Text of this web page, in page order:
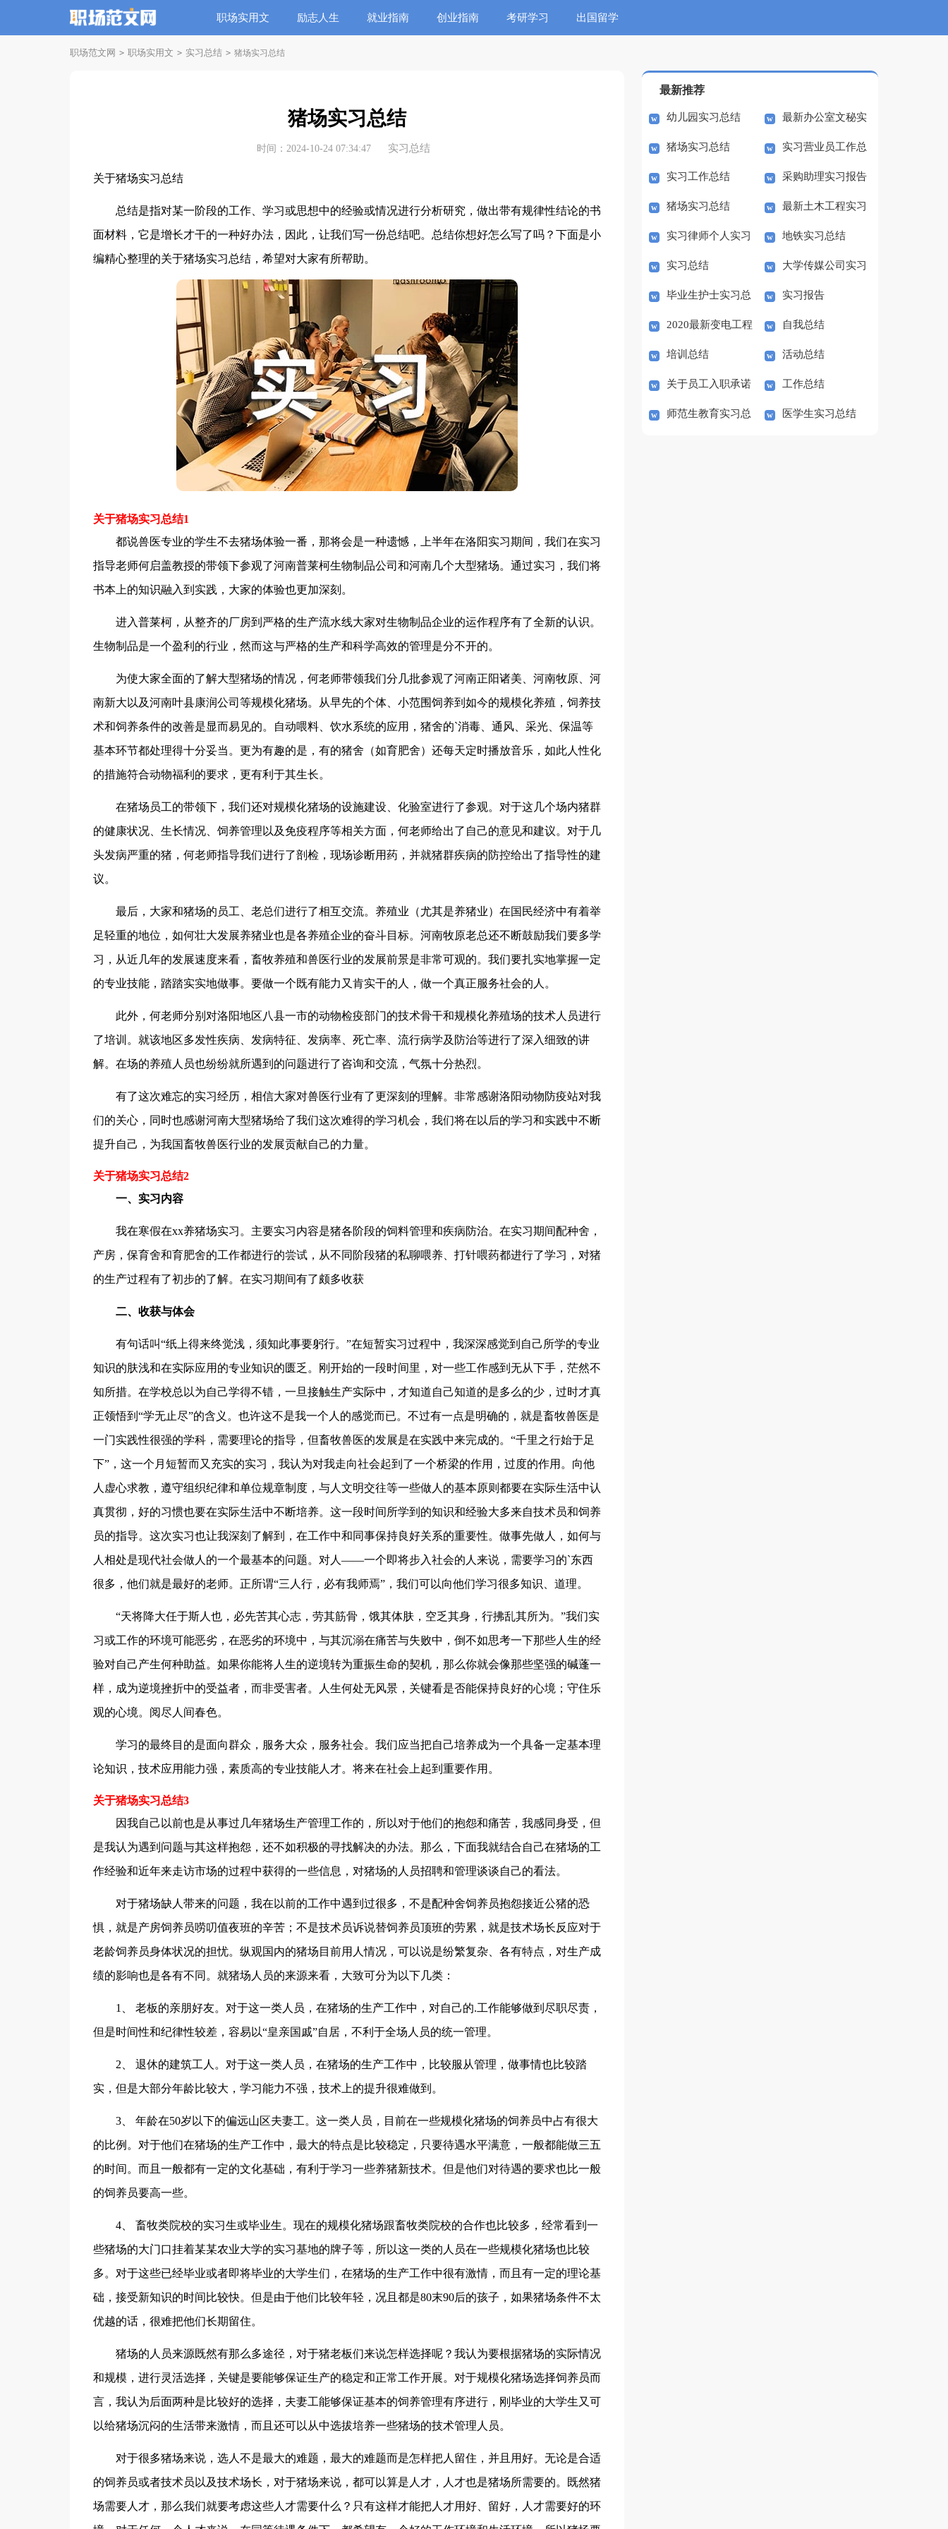
职场实用文 励志人生 就业指南 创业指南 考研学习 出国留学
职场范文网 > 职场实用文 > 实习总结 > 猪场实习总结
猪场实习总结
时间：2024-10-24 07:34:47 实习总结
关于猪场实习总结
总结是指对某一阶段的工作、学习或思想中的经验或情况进行分析研究，做出带有规律性结论的书
面材料，它是增长才干的一种好办法，因此，让我们写一份总结吧。总结你想好怎么写了吗？下面是小
编精心整理的关于猪场实习总结，希望对大家有所帮助。
关于猪场实习总结1
都说兽医专业的学生不去猪场体验一番，那将会是一种遗憾，上半年在洛阳实习期间，我们在实习
指导老师何启盖教授的带领下参观了河南普莱柯生物制品公司和河南几个大型猪场。通过实习，我们将
书本上的知识融入到实践，大家的体验也更加深刻。
进入普莱柯，从整齐的厂房到严格的生产流水线大家对生物制品企业的运作程序有了全新的认识。
生物制品是一个盈利的行业，然而这与严格的生产和科学高效的管理是分不开的。
为使大家全面的了解大型猪场的情况，何老师带领我们分几批参观了河南正阳诸美、河南牧原、河
南新大以及河南叶县康润公司等规模化猪场。从早先的个体、小范围饲养到如今的规模化养殖，饲养技
术和饲养条件的改善是显而易见的。自动喂料、饮水系统的应用，猪舍的`消毒、通风、采光、保温等
基本环节都处理得十分妥当。更为有趣的是，有的猪舍（如育肥舍）还每天定时播放音乐，如此人性化
的措施符合动物福利的要求，更有利于其生长。
在猪场员工的带领下，我们还对规模化猪场的设施建设、化验室进行了参观。对于这几个场内猪群
的健康状况、生长情况、饲养管理以及免疫程序等相关方面，何老师给出了自己的意见和建议。对于几
头发病严重的猪，何老师指导我们进行了剖检，现场诊断用药，并就猪群疾病的防控给出了指导性的建
议。
最后，大家和猪场的员工、老总们进行了相互交流。养殖业（尤其是养猪业）在国民经济中有着举
足轻重的地位，如何壮大发展养猪业也是各养殖企业的奋斗目标。河南牧原老总还不断鼓励我们要多学
习，从近几年的发展速度来看，畜牧养殖和兽医行业的发展前景是非常可观的。我们要扎实地掌握一定
的专业技能，踏踏实实地做事。要做一个既有能力又肯实干的人，做一个真正服务社会的人。
此外，何老师分别对洛阳地区八县一市的动物检疫部门的技术骨干和规模化养殖场的技术人员进行
了培训。就该地区多发性疾病、发病特征、发病率、死亡率、流行病学及防治等进行了深入细致的讲
解。在场的养殖人员也纷纷就所遇到的问题进行了咨询和交流，气氛十分热烈。
有了这次难忘的实习经历，相信大家对兽医行业有了更深刻的理解。非常感谢洛阳动物防疫站对我
们的关心，同时也感谢河南大型猪场给了我们这次难得的学习机会，我们将在以后的学习和实践中不断
提升自己，为我国畜牧兽医行业的发展贡献自己的力量。
关于猪场实习总结2
一、实习内容
我在寒假在xx养猪场实习。主要实习内容是猪各阶段的饲料管理和疾病防治。在实习期间配种舍，
产房，保育舍和育肥舍的工作都进行的尝试，从不同阶段猪的私聊喂养、打针喂药都进行了学习，对猪
的生产过程有了初步的了解。在实习期间有了颇多收获
二、收获与体会
有句话叫“纸上得来终觉浅，须知此事要躬行。”在短暂实习过程中，我深深感觉到自己所学的专业
知识的肤浅和在实际应用的专业知识的匮乏。刚开始的一段时间里，对一些工作感到无从下手，茫然不
知所措。在学校总以为自己学得不错，一旦接触生产实际中，才知道自己知道的是多么的少，过时才真
正领悟到“学无止尽”的含义。也许这不是我一个人的感觉而已。不过有一点是明确的，就是畜牧兽医是
一门实践性很强的学科，需要理论的指导，但畜牧兽医的发展是在实践中来完成的。“千里之行始于足
下”，这一个月短暂而又充实的实习，我认为对我走向社会起到了一个桥梁的作用，过度的作用。向他
人虚心求教，遵守组织纪律和单位规章制度，与人文明交往等一些做人的基本原则都要在实际生活中认
真贯彻，好的习惯也要在实际生活中不断培养。这一段时间所学到的知识和经验大多来自技术员和饲养
员的指导。这次实习也让我深刻了解到，在工作中和同事保持良好关系的重要性。做事先做人，如何与
人相处是现代社会做人的一个最基本的问题。对人——一个即将步入社会的人来说，需要学习的`东西
很多，他们就是最好的老师。正所谓“三人行，必有我师焉”，我们可以向他们学习很多知识、道理。
“天将降大任于斯人也，必先苦其心志，劳其筋骨，饿其体肤，空乏其身，行拂乱其所为。”我们实
习或工作的环境可能恶劣，在恶劣的环境中，与其沉溺在痛苦与失败中，倒不如思考一下那些人生的经
验对自己产生何种助益。如果你能将人生的逆境转为重振生命的契机，那么你就会像那些坚强的碱蓬一
样，成为逆境挫折中的受益者，而非受害者。人生何处无风景，关键看是否能保持良好的心境；守住乐
观的心境。阅尽人间春色。
学习的最终目的是面向群众，服务大众，服务社会。我们应当把自己培养成为一个具备一定基本理
论知识，技术应用能力强，素质高的专业技能人才。将来在社会上起到重要作用。
关于猪场实习总结3
因我自己以前也是从事过几年猪场生产管理工作的，所以对于他们的抱怨和痛苦，我感同身受，但
是我认为遇到问题与其这样抱怨，还不如积极的寻找解决的办法。那么，下面我就结合自己在猪场的工
作经验和近年来走访市场的过程中获得的一些信息，对猪场的人员招聘和管理谈谈自己的看法。
对于猪场缺人带来的问题，我在以前的工作中遇到过很多，不是配种舍饲养员抱怨接近公猪的恐
惧，就是产房饲养员唠叨值夜班的辛苦；不是技术员诉说替饲养员顶班的劳累，就是技术场长反应对于
老龄饲养员身体状况的担忧。纵观国内的猪场目前用人情况，可以说是纷繁复杂、各有特点，对生产成
绩的影响也是各有不同。就猪场人员的来源来看，大致可分为以下几类：
1、 老板的亲朋好友。对于这一类人员，在猪场的生产工作中，对自己的.工作能够做到尽职尽责，
但是时间性和纪律性较差，容易以“皇亲国戚”自居，不利于全场人员的统一管理。
2、 退休的建筑工人。对于这一类人员，在猪场的生产工作中，比较服从管理，做事情也比较踏
实，但是大部分年龄比较大，学习能力不强，技术上的提升很难做到。
3、 年龄在50岁以下的偏远山区夫妻工。这一类人员，目前在一些规模化猪场的饲养员中占有很大
的比例。对于他们在猪场的生产工作中，最大的特点是比较稳定，只要待遇水平满意，一般都能做三五
的时间。而且一般都有一定的文化基础，有利于学习一些养猪新技术。但是他们对待遇的要求也比一般
的饲养员要高一些。
4、 畜牧类院校的实习生或毕业生。现在的规模化猪场跟畜牧类院校的合作也比较多，经常看到一
些猪场的大门口挂着某某农业大学的实习基地的牌子等，所以这一类的人员在一些规模化猪场也比较
多。对于这些已经毕业或者即将毕业的大学生们，在猪场的生产工作中很有激情，而且有一定的理论基
础，接受新知识的时间比较快。但是由于他们比较年轻，况且都是80末90后的孩子，如果猪场条件不太
优越的话，很难把他们长期留住。
猪场的人员来源既然有那么多途径，对于猪老板们来说怎样选择呢？我认为要根据猪场的实际情况
和规模，进行灵活选择，关键是要能够保证生产的稳定和正常工作开展。对于规模化猪场选择饲养员而
言，我认为后面两种是比较好的选择，夫妻工能够保证基本的饲养管理有序进行，刚毕业的大学生又可
以给猪场沉闷的生活带来激情，而且还可以从中选拔培养一些猪场的技术管理人员。
对于很多猪场来说，选人不是最大的难题，最大的难题而是怎样把人留住，并且用好。无论是合适
的饲养员或者技术员以及技术场长，对于猪场来说，都可以算是人才，人才也是猪场所需要的。既然猪
场需要人才，那么我们就要考虑这些人才需要什么？只有这样才能把人才用好、留好，人才需要好的环
最新推荐
幼儿园实习总结 最新办公室文秘实
习总结
猪场实习总结 实习营业员工作总
结
实习工作总结 采购助理实习报告
猪场实习总结 最新土木工程实习
总结
实习律师个人实习
总结
地铁实习总结
实习总结 大学传媒公司实习
总结
毕业生护士实习总
结范文
实习报告
2020最新变电工程
部变电班实习总结
自我总结
培训总结 活动总结
关于员工入职承诺
书
工作总结
师范生教育实习总 医学生实习总结